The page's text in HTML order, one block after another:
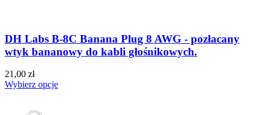
DH Labs B-8C Banana Plug 8 AWG - pozłacany
wtyk bananowy do kabli głośnikowych.
21,00 zł
Wybierz opcje